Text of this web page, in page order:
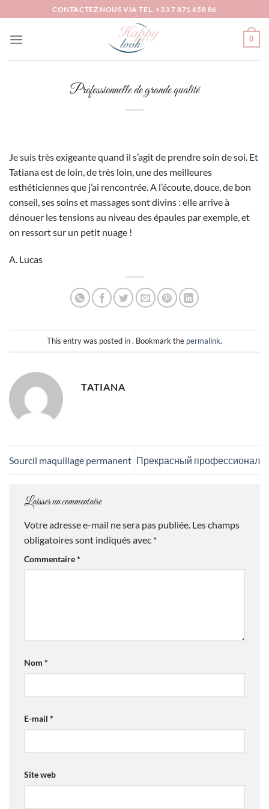
au
contenu
CONTACTEZ NOUS VIA TEL. +33 7 871 658 86
0
Professionnelle de grande qualité
Je suis très exigeante quand il s’agit de prendre soin de soi. Et
Tatiana est de loin, de très loin, une des meilleures
esthéticiennes que j’ai rencontrée. A l’écoute, douce, de bon
conseil, ses soins et massages sont divins : elle arrive à
dénouer les tensions au niveau des épaules par exemple, et
on ressort sur un petit nuage !
A. Lucas
This entry was posted in . Bookmark the permalink.
TATIANA
Sourcil maquillage permanent Прекрасный профессионал
Laisser un commentaire
Votre adresse e-mail ne sera pas publiée. Les champs
obligatoires sont indiqués avec *
Commentaire*
Nom *
E-mail *
Site web